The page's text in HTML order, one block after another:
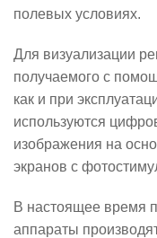
полевых условиях.
Для визуализации
получаемого с
как и при
используются
изображения на
экранов с
В настоящее время
аппараты